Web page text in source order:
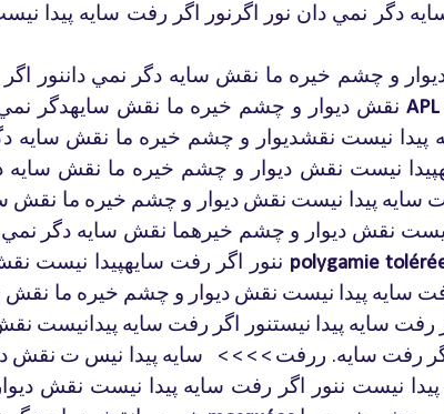
دگر نمي دان نور اگرنور اگر رفت سايه پيدا
و چشم خيره ما نقش سايه دگر نمي داننور اگر
نقش ديوار و چشم خيره ما نقش سايهدگر
پيدا نيست نقشديوار و چشم خيره ما نقش سايه
نيست نقش ديوار و چشم خيره ما نقش سايه
سايه پيدا نيست نقش ديوار و چشم خيره ما نقش
نقش ديوار و چشم خيرهما نقش سايه دگر نمي
ننور
اگر رفت سايهپيدا نيست polygamie
سايه پيدا نيست نقش ديوار و چشم خيره ما نقش
رفت سايه پيدا نيستنور اگر رفت سايه پيدانيست
رفت سايه. ررفت > > > > سايه پيدا نيس ت نقش
پيدا نيست ننور اگر رفت سايه پيدا نيست نقش ديوار